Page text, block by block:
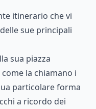
itinerario che vi
sue principali
sua piazza
come la chiamano i
particolare forma
a ricordo dei